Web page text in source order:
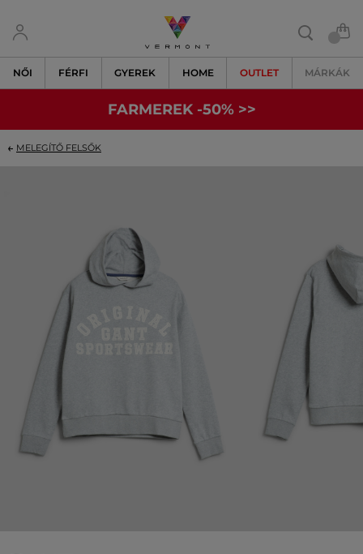
NŐI FÉRFI GYEREK HOME OUTLET MÁRKÁK
FARMEREK -50% >>
MELEGÍTŐ FELSŐK